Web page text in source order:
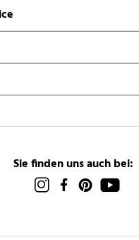
Sie finden uns auch bei: